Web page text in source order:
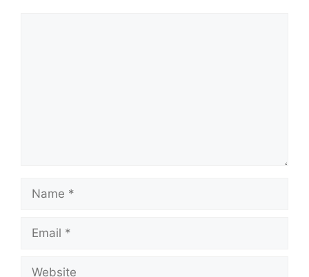
Name
Email
Website